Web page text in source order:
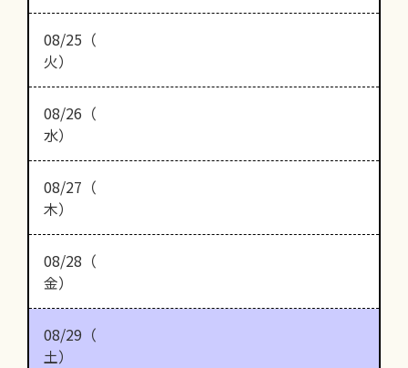
08/25（
火）
08/26（
水）
08/27（
木）
08/28（
金）
08/29（
土）